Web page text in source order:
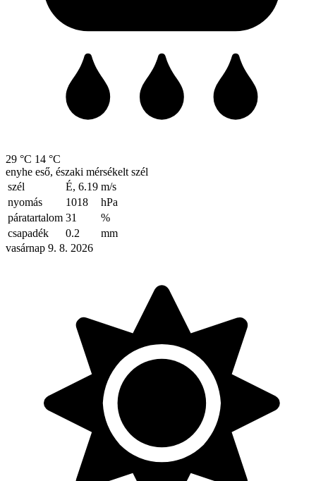
29 °C 14 °C
enyhe eső, északi mérsékelt szél
szél
É, 6.19 m/s
nyomás
1018
hPa
páratartalom 31
%
csapadék
0.2
mm
vasárnap 9. 8. 2026